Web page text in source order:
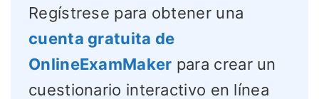
Regístrese para obtener una
cuenta gratuita de
OnlineExamMaker para crear un
cuestionario interactivo en línea